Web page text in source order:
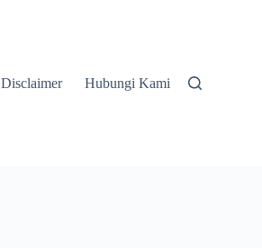
Disclaimer Hubungi Kami